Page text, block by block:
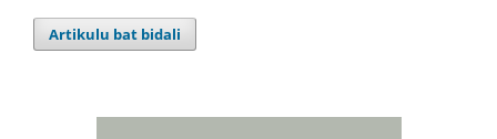
Artikulu bat bidali